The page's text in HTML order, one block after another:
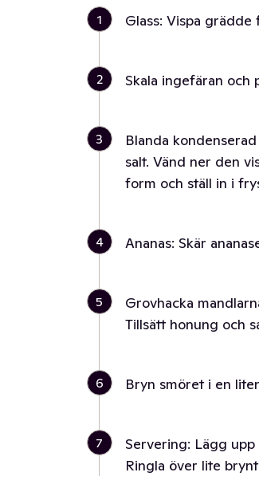
1 Glass: Vispa
2 Skala ingefäran och
3
Blanda
salt. Vänd ner den
form och ställ in i
4 Ananas: Skär
5
Grovhacka
Tillsätt honung och
6 Bryn smöret i en
7
Servering: Lägg
Ringla över lite